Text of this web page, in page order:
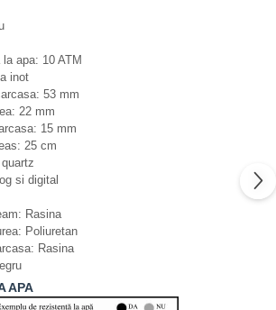
apa: 10 ATM
inot
53 mm
22 mm
15 mm
25 cm
si digital
Rasina
Poliuretan
Rasina
APA